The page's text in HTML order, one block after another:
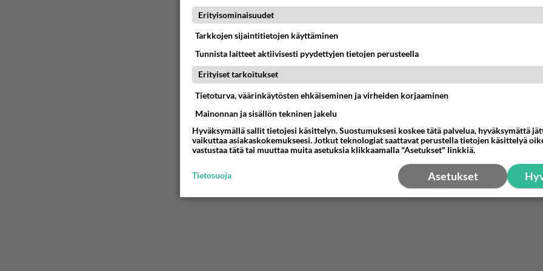
05.08.2026 11:40
06.08.2026 03:24
Maailman menoa
Kauanko olet kaivannut kaivattuasi ja
koska hänet löysit?
Erityisominaisuudet
Tarkkojen sijaintitietojen käyttäminen
Tunnista laitteet aktiivisesti pyydettyjen tietojen perusteella
Erityiset tarkoitukset
Tietoturva, väärinkäytösten ehkäiseminen ja virheiden korjaaminen
Mainonnan ja sisällön tekninen jakelu
Hyväksymällä sallit tietojesi käsittelyn. Suostumuksesi koskee tätä palvelua, hyväksymättä
vaikuttaa asiakaskokemukseesi. Jotkut teknologiat saattavat perustella tietojen käsittelyä
vastustaa tätä tai muuttaa muita asetuksia klikkaamalla "Asetukset" linkkiä.
Asetukset
Tietosuoja